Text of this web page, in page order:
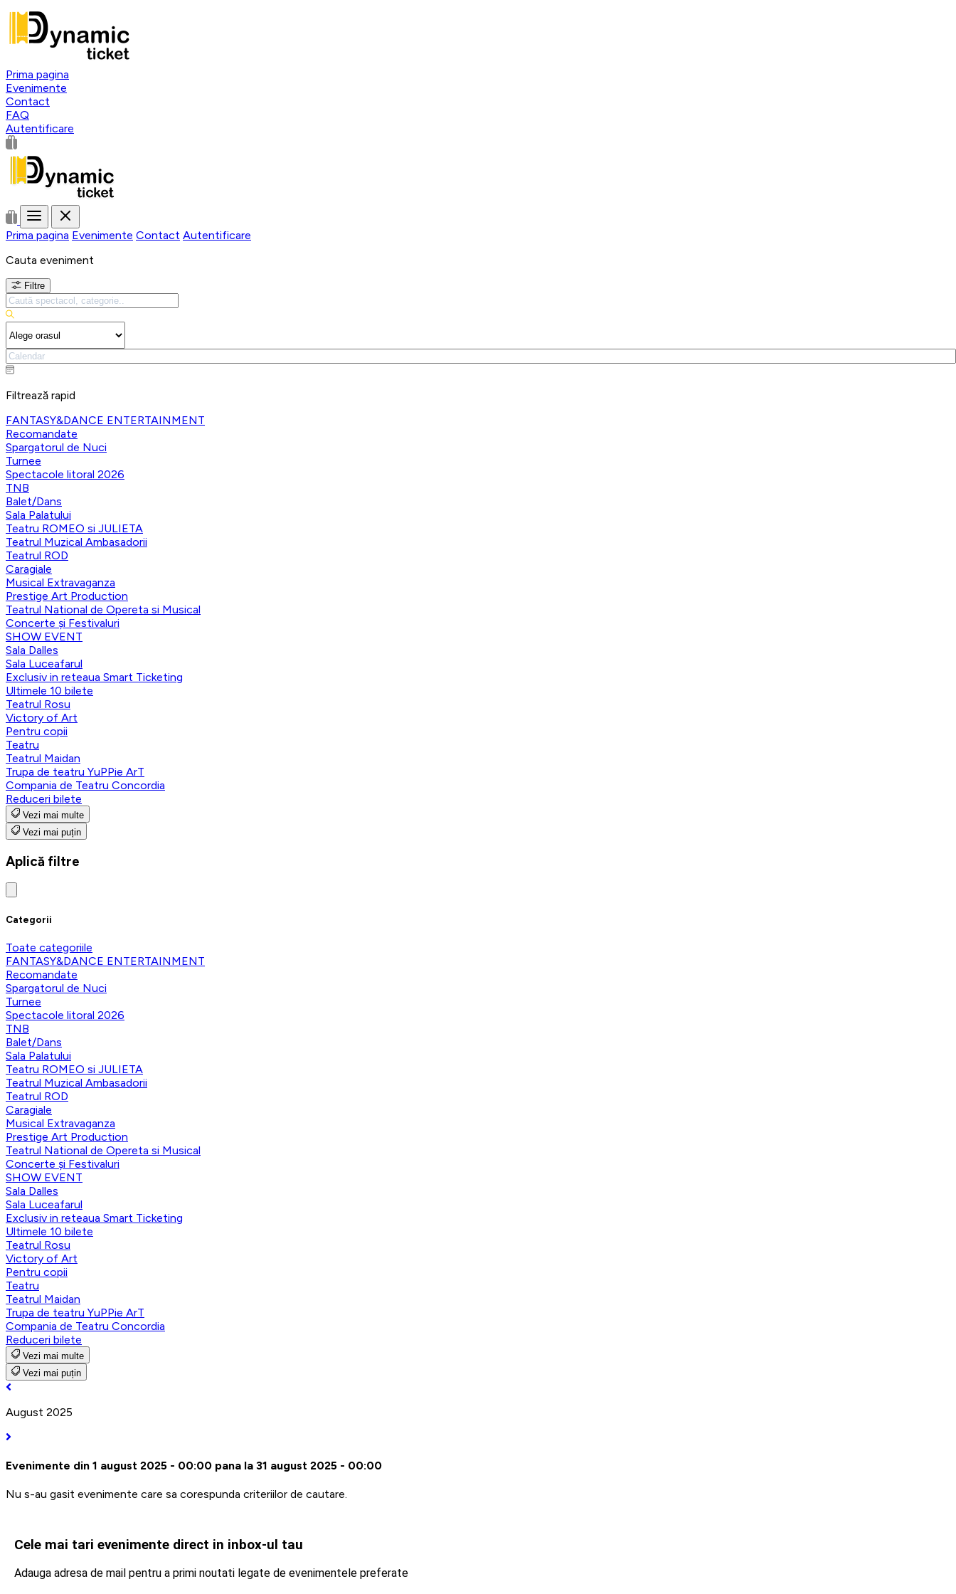
Prima pagina
Evenimente
Contact
FAQ
Autentificare
Prima pagina Evenimente Contact Autentificare
Cauta eveniment
Filtre
Filtrează rapid
FANTASY&DANCE ENTERTAINMENT
Recomandate
Spargatorul de Nuci
Turnee
Spectacole litoral 2026
TNB
Balet/Dans
Sala Palatului
Teatru ROMEO si JULIETA
Teatrul Muzical Ambasadorii
Teatrul ROD
Caragiale
Musical Extravaganza
Prestige Art Production
Teatrul National de Opereta si Musical
Concerte și Festivaluri
SHOW EVENT
Sala Dalles
Sala Luceafarul
Exclusiv in reteaua Smart Ticketing
Ultimele 10 bilete
Teatrul Rosu
Victory of Art
Pentru copii
Teatru
Teatrul Maidan
Trupa de teatru YuPPie ArT
Compania de Teatru Concordia
Reduceri bilete
Vezi mai multe
Vezi mai puțin
Aplică filtre
Categorii
Toate categoriile
FANTASY&DANCE ENTERTAINMENT
Recomandate
Spargatorul de Nuci
Turnee
Spectacole litoral 2026
TNB
Balet/Dans
Sala Palatului
Teatru ROMEO si JULIETA
Teatrul Muzical Ambasadorii
Teatrul ROD
Caragiale
Musical Extravaganza
Prestige Art Production
Teatrul National de Opereta si Musical
Concerte și Festivaluri
SHOW EVENT
Sala Dalles
Sala Luceafarul
Exclusiv in reteaua Smart Ticketing
Ultimele 10 bilete
Teatrul Rosu
Victory of Art
Pentru copii
Teatru
Teatrul Maidan
Trupa de teatru YuPPie ArT
Compania de Teatru Concordia
Reduceri bilete
Vezi mai multe
Vezi mai puțin
August 2025
Evenimente din 1 august 2025 - 00:00 pana la 31 august 2025 - 00:00
Nu s-au gasit evenimente care sa corespunda criteriilor de cautare.
Cele mai tari evenimente direct in inbox-ul tau
Adauga adresa de mail pentru a primi noutati legate de evenimentele preferate